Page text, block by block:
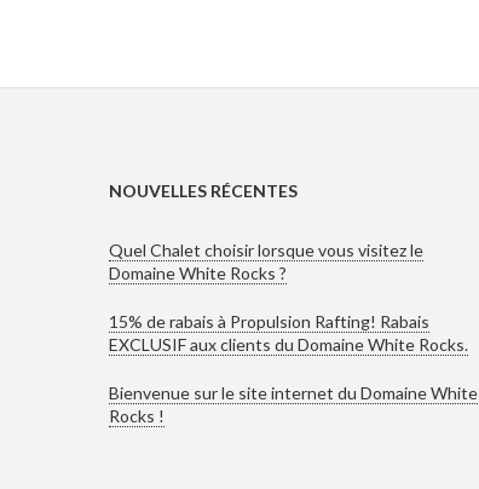
NOUVELLES RÉCENTES
Quel Chalet choisir lorsque vous visitez le
Domaine White Rocks ?
15% de rabais à Propulsion Rafting! Rabais
EXCLUSIF aux clients du Domaine White Rocks.
Bienvenue sur le site internet du Domaine White
Rocks !